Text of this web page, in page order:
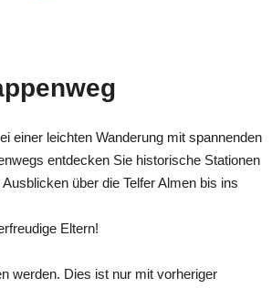
einer leichten Wanderung mit spannenden
entdecken Sie historische Stationen
über die Telfer Almen bis ins
Eltern!
werden. Dies ist nur mit vorheriger